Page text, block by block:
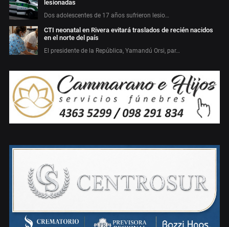
lesionadas
Dos adolescentes de 17 años sufrieron lesio…
CTI neonatal en Rivera evitará traslados de recién nacidos
en el norte del país
El presidente de la República, Yamandú Orsi, par…